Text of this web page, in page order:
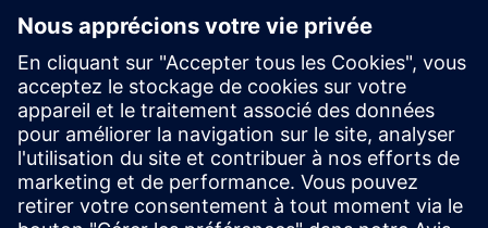
Espace médias | Entreprise | Siemens
© Siemens 1996 – 2026
Information corporate